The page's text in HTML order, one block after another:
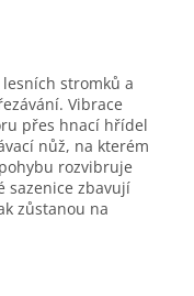
stromků a
Vibrace
přes hnací hřídel
nůž, na kterém
rozvibruje
sazenice zbavují
zůstanou na